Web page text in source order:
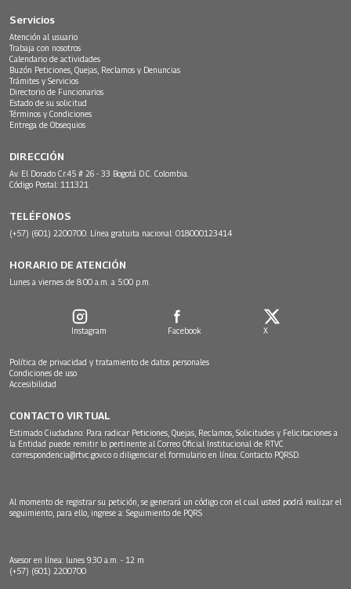
Servicios
Atención al usuario
Trabaja con nosotros
Calendario de actividades
Buzón Peticiones, Quejas, Reclamos y Denuncias
Trámites y Servicios
Directorio de Funcionarios
Estado de su solicitud
Términos y Condiciones
Entrega de Obsequios
DIRECCIÓN
Av. El Dorado Cr.45 # 26 - 33 Bogotá D.C. Colombia.
Código Postal: 111321
TELÉFONOS
(+57) (601) 2200700. Línea gratuita nacional: 018000123414
HORARIO DE ATENCIÓN
Lunes a viernes de 8:00 a.m. a 5:00 p.m.
Instagram Facebook X
Política de privacidad y tratamiento de datos personales
Condiciones de uso
Accesibilidad
CONTACTO VIRTUAL
Estimado Ciudadano: Para radicar Peticiones, Quejas, Reclamos, Solicitudes y Felicitaciones a
la Entidad puede remitir lo pertinente al Correo Oficial Institucional de RTVC
correspondencia@rtvc.gov.co o diligenciar el formulario en línea: Contacto PQRSD.
Al momento de registrar su petición, se generará un código con el cual usted podrá realizar el
seguimiento, para ello, ingrese a: Seguimiento de PQRS
Asesor en línea: lunes 9:30 a.m. - 12 m
(+57) (601) 2200700